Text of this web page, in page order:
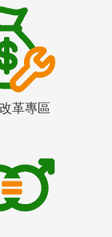
革專區